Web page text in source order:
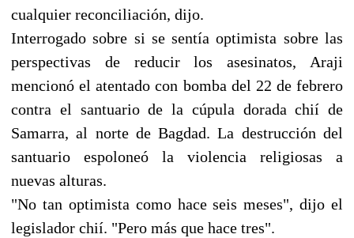
cualquier reconciliación, dijo.
Interrogado sobre si se sentía optimista sobre las
perspectivas de reducir los asesinatos, Araji
mencionó el atentado con bomba del 22 de febrero
contra el santuario de la cúpula dorada chií de
Samarra, al norte de Bagdad. La destrucción del
santuario espoloneó la violencia religiosas a
nuevas alturas.
"No tan optimista como hace seis meses", dijo el
legislador chií. "Pero más que hace tres".